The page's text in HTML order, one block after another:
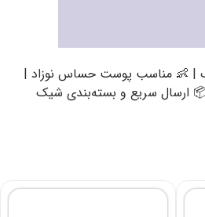
| 👶 مناسب پوست حساس نوزاد |
ارسال سریع و بسته‌بندی شیک